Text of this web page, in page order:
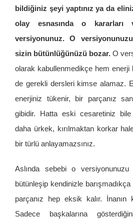
bildiğiniz şeyi yaptınız ya da
olay esnasında o kararları
versiyonunuz. O
sizin bütünlüğünüzü bozar. O
olarak kabullenmedikçe hem enerji
de gerekli dersleri kimse alamaz.
enerjiniz tükenir, bir parçanız
gibidir. Hatta eski cesaretiniz
daha ürkek, kırılmaktan korkar
bir türlü anlayamazsınız.
Aslında sebebi o versiyonunuzu
bütünleşip kendinizle
parçanız hep eksik kalır.
Sadece başkalarına